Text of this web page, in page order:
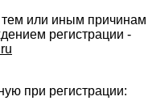
тем или иным причинам
регистрации -
при регистрации: